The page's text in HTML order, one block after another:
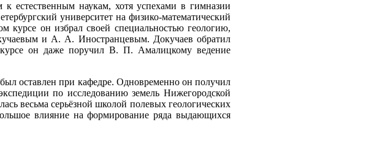
естественным наукам, хотя успехами в гимназии
университет на физико-математический
курсе он избрал своей специальностью геологию,
и А. А. Иностранцевым. Докучаев обратил
он даже поручил В. П. Амалицкому ведение
оставлен при кафедре. Одновременно он получил
по исследованию земель Нижегородской
весьма серьёзной школой полевых геологических
влияние на формирование ряда выдающихся